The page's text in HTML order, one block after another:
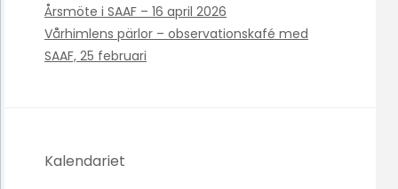
Årsmöte i SAAF – 16 april 2026
Vårhimlens pärlor – observationskafé med
SAAF, 25 februari
Kalendariet